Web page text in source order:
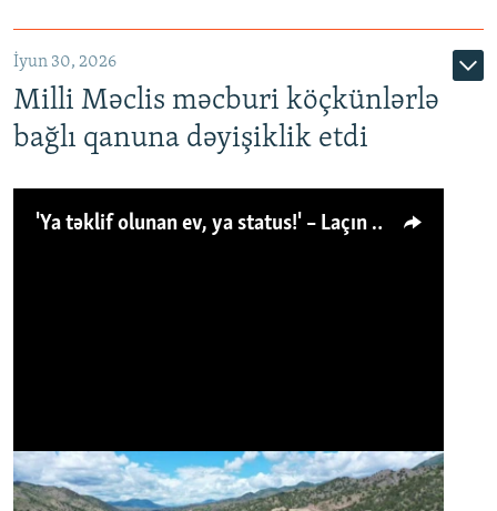
İyun 30, 2026
Milli Məclis məcburi köçkünlərlə
bağlı qanuna dəyişiklik etdi
'Ya təklif olunan ev, ya status!' – Laçın köçkünü: 'Laçından başqa heç hara!'